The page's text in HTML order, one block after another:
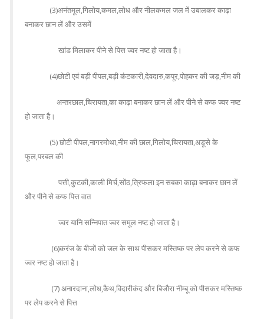
(3)अनंतमूल,गिलोय,कमल,लोध और नीलकमल जल में उबालकर काढ़ा
बनाकर छान लें और उसमें
खांड मिलाकर पीने से पित्त ज्वर नष्ट हो जाता है।
(4)छोटी एवं बड़ी पीपल,बड़ी कंटकारी,देवदारु,कपूर,पोहकर की जड़,नीम की
अन्तरछाल,चिरायता,का काढ़ा बनाकर छान लें और पीने से कफ ज्वर नष्ट
हो जाता है।
(5) छोटी पीपल,नागरमोथा,नीम की छाल,गिलोय,चिरायता,अडूसे के
फूल,परबल की
पत्ती,कुटकी,काली मिर्च,सोंठ,त्रिफला इन सबका काढ़ा बनाकर छान लें
और पीने से कफ पित्त वात
ज्वर यानि सन्निपात ज्वर समूल नष्ट हो जाता है।
(6)करंज के बीजों को जल के साथ पीसकर मस्तिष्क पर लेप करने से कफ
ज्वर नष्ट हो जाता है।
(7) अनारदाना,लोध,कैथ,विदारीकंद और बिजौरा नीम्बू को पीसकर मस्तिष्क
पर लेप करने से पित्त